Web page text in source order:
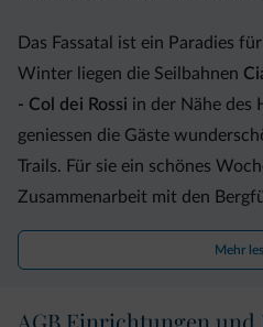
Das Fassatal ist ein Paradies
Winter liegen die Seilbahnen
- Col dei Rossi in der Nähe des
geniessen die Gäste
Trails. Für sie ein schönes
Zusammenarbeit mit den
Hotelzimmer
Teppichboden, Telefon, Bad,
Mehr
AGB Einrichtungen und